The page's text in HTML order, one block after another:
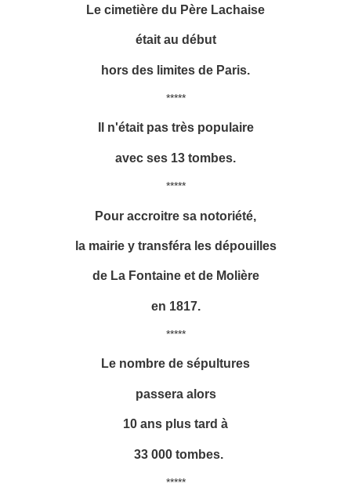
Le cimetière du Père Lachaise
était au début
hors des limites de Paris.
*****
Il n'était pas très populaire
avec ses 13 tombes.
*****
Pour accroitre sa notoriété,
la mairie y transféra les dépouilles
de La Fontaine et de Molière
en 1817.
*****
Le nombre de sépultures
passera alors
10 ans plus tard à
33 000 tombes.
*****